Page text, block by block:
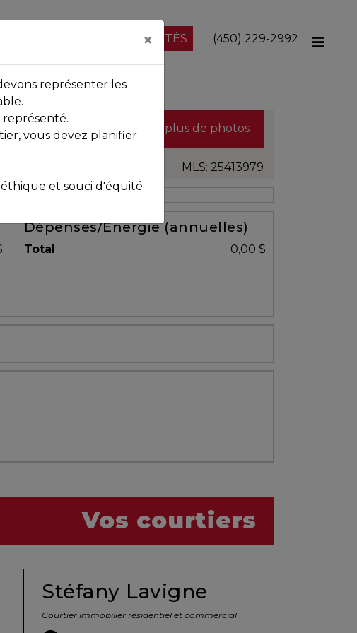
NOS PROPRIÉTÉS (450) 229-2992
Voir plus de photos
MLS: 25413979
Dépenses/Énergie (annuelles)
Total 0,00 $
Vos courtiers
Stéfany Lavigne
Courtier immobilier résidentiel et commercial
×
représenter les
vous devez planifier
et souci d'équité